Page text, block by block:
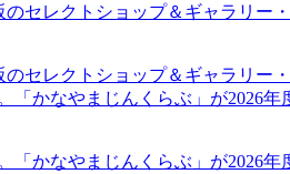
セレクトショップ＆ギャラリー
セレクトショップ＆ギャラリー
かなやまじんくらぶ」が2026
かなやまじんくらぶ」が2026